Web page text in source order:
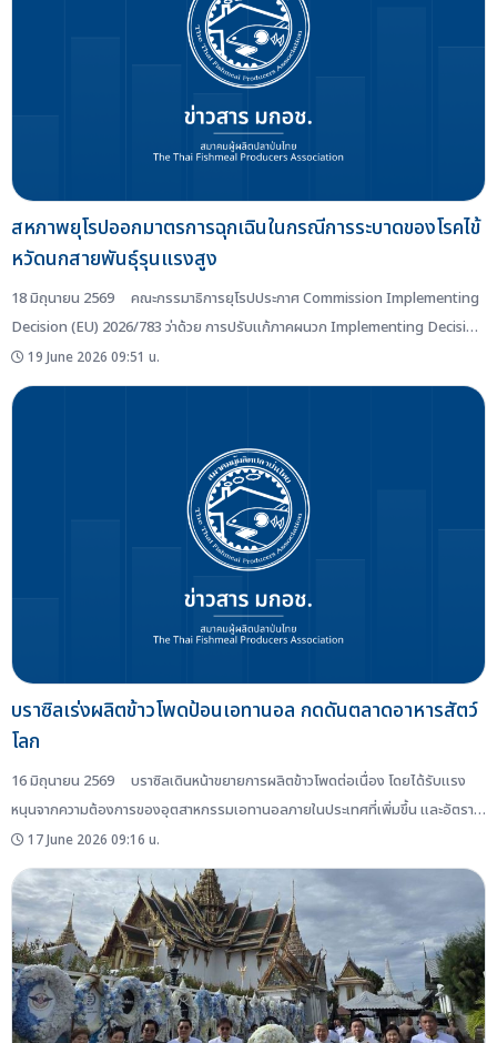
สหภาพยุโรปออกมาตรการฉุกเฉินในกรณีการระบาดของโรคไข้
หวัดนกสายพันธุ์รุนแรงสูง
18 มิถุนายน 2569 คณะกรรมาธิการยุโรปประกาศ Commission Implementing
Decision (EU) 2026/783 ว่าด้วย การปรับแก้ภาคผนวก Implementing Decision
(EU) 2023/2447 เกี่ยวกับมาตรการฉุกเฉินในกรณีการระบาดของโรคไข้หวัดนกสาย
พันธุ์รุนแรงสูงในประเทศสมาชิกบางประเทศ ใน Official Journal of...
19 June 2026 09:51 น.
บราซิลเร่งผลิตข้าวโพดป้อนเอทานอล กดดันตลาดอาหารสัตว์
โลก
16 มิถุนายน 2569 บราซิลเดินหน้าขยายการผลิตข้าวโพดต่อเนื่อง โดยได้รับแรง
หนุนจากความต้องการของอุตสาหกรรมเอทานอลภายในประเทศที่เพิ่มขึ้น และอัตรา
กำไรที่สูง ซึ่งนักวิเคราะห์คาดการณ์ว่า แนวโน้มการผลิตในประเทศจะเพิ่มขึ้นอย่างต่อ
เนื่อง โดยเมื่อเดือนเมษายนที่ผ่านมา นายนัน-เดิร์ก มูลเดอร์ (Nan-Dirk Mulder)
ผู้เชี่ยวชาญด้านโปรตีนสัตว์ระดับโลกของ Rabobank บริษัทการเงินจากเนเธอร์แลนฺ
ด์ ระบุในการประชุม WEO Business Conference...
17 June 2026 09:16 น.